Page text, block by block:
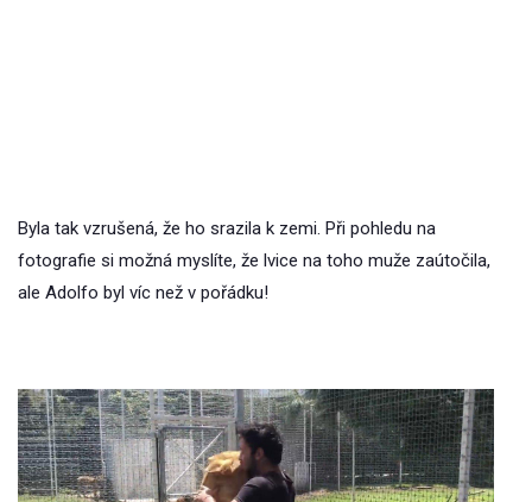
Byla tak vzrušená, že ho srazila k zemi. Při pohledu na
fotografie si možná myslíte, že lvice na toho muže zaútočila,
ale Adolfo byl víc než v pořádku!